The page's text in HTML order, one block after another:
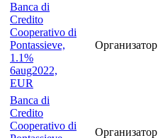
Banca di
Credito
Cooperativo di
Pontassieve,
1.1%
6aug2022,
EUR
Организатор
Banca di
Credito
Cooperativo di
Организатор